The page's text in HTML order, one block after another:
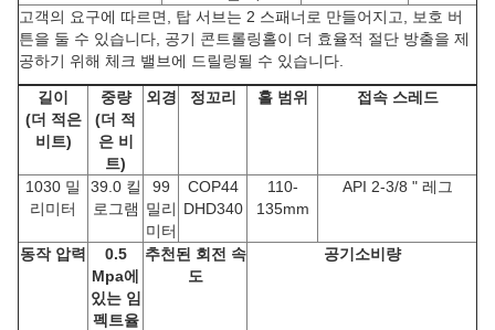
고객의 요구에 따르면, 탑 서브는 2 스패너로 만들어지고, 보호 버
튼을 둘 수 있습니다, 공기 콘트롤링홀이 더 효율적 절단 방출을 제
공하기 위해 체크 밸브에 드릴링될 수 있습니다.
길이
(더 적은
비트)
중량
(더 적
은 비
트)
외경 정꼬리 홀 범위 접속 스레드
1030 밀
리미터
39.0 킬
로그램
99
밀리
미터
COP44
DHD340
110-
135mm
API 2-3/8 " 레그
동작 압력
0.5
Mpa에
있는 임
펙트율
추천된 회전 속
도
공기소비량